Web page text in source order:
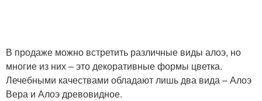
В продаже можно встретить различные виды алоэ, но
многие из них – это декоративные формы цветка.
Лечебными качествами обладают лишь два вида – Алоэ
Вера и Алоэ древовидное.